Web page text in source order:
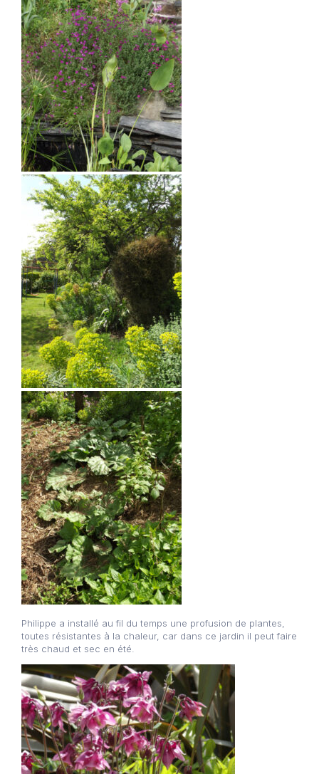
Philippe a installé au fil du temps une profusion de plantes,
toutes résistantes à la chaleur, car dans ce jardin il peut faire
très chaud et sec en été.